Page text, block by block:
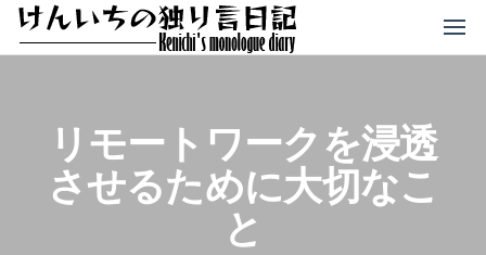
リモートワークを浸透
させるために大切なこ
と